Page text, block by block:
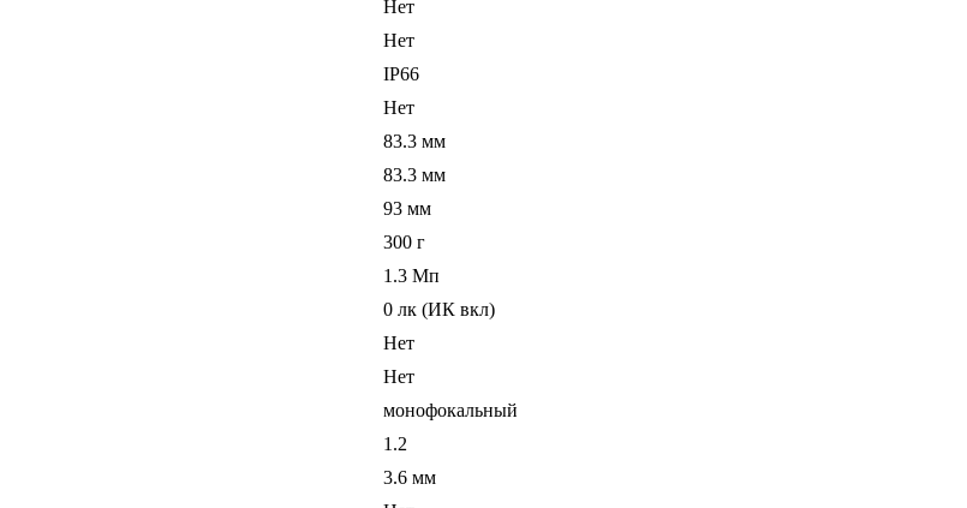
Нет
Нет
IP66
Нет
83.3 мм
83.3 мм
93 мм
300 г
1.3 Мп
0 лк (ИК вкл)
Нет
Нет
монофокальный
1.2
3.6 мм